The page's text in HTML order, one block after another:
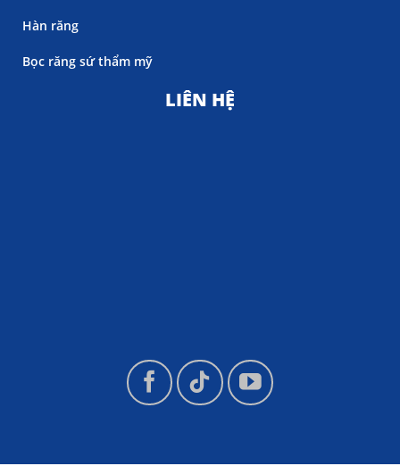
Hàn răng
Bọc răng sứ thẩm mỹ
LIÊN HỆ